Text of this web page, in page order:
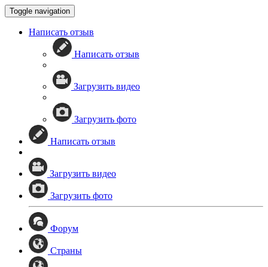
Toggle navigation
Написать отзыв
Написать отзыв
Загрузить видео
Загрузить фото
Написать отзыв
Загрузить видео
Загрузить фото
Форум
Страны